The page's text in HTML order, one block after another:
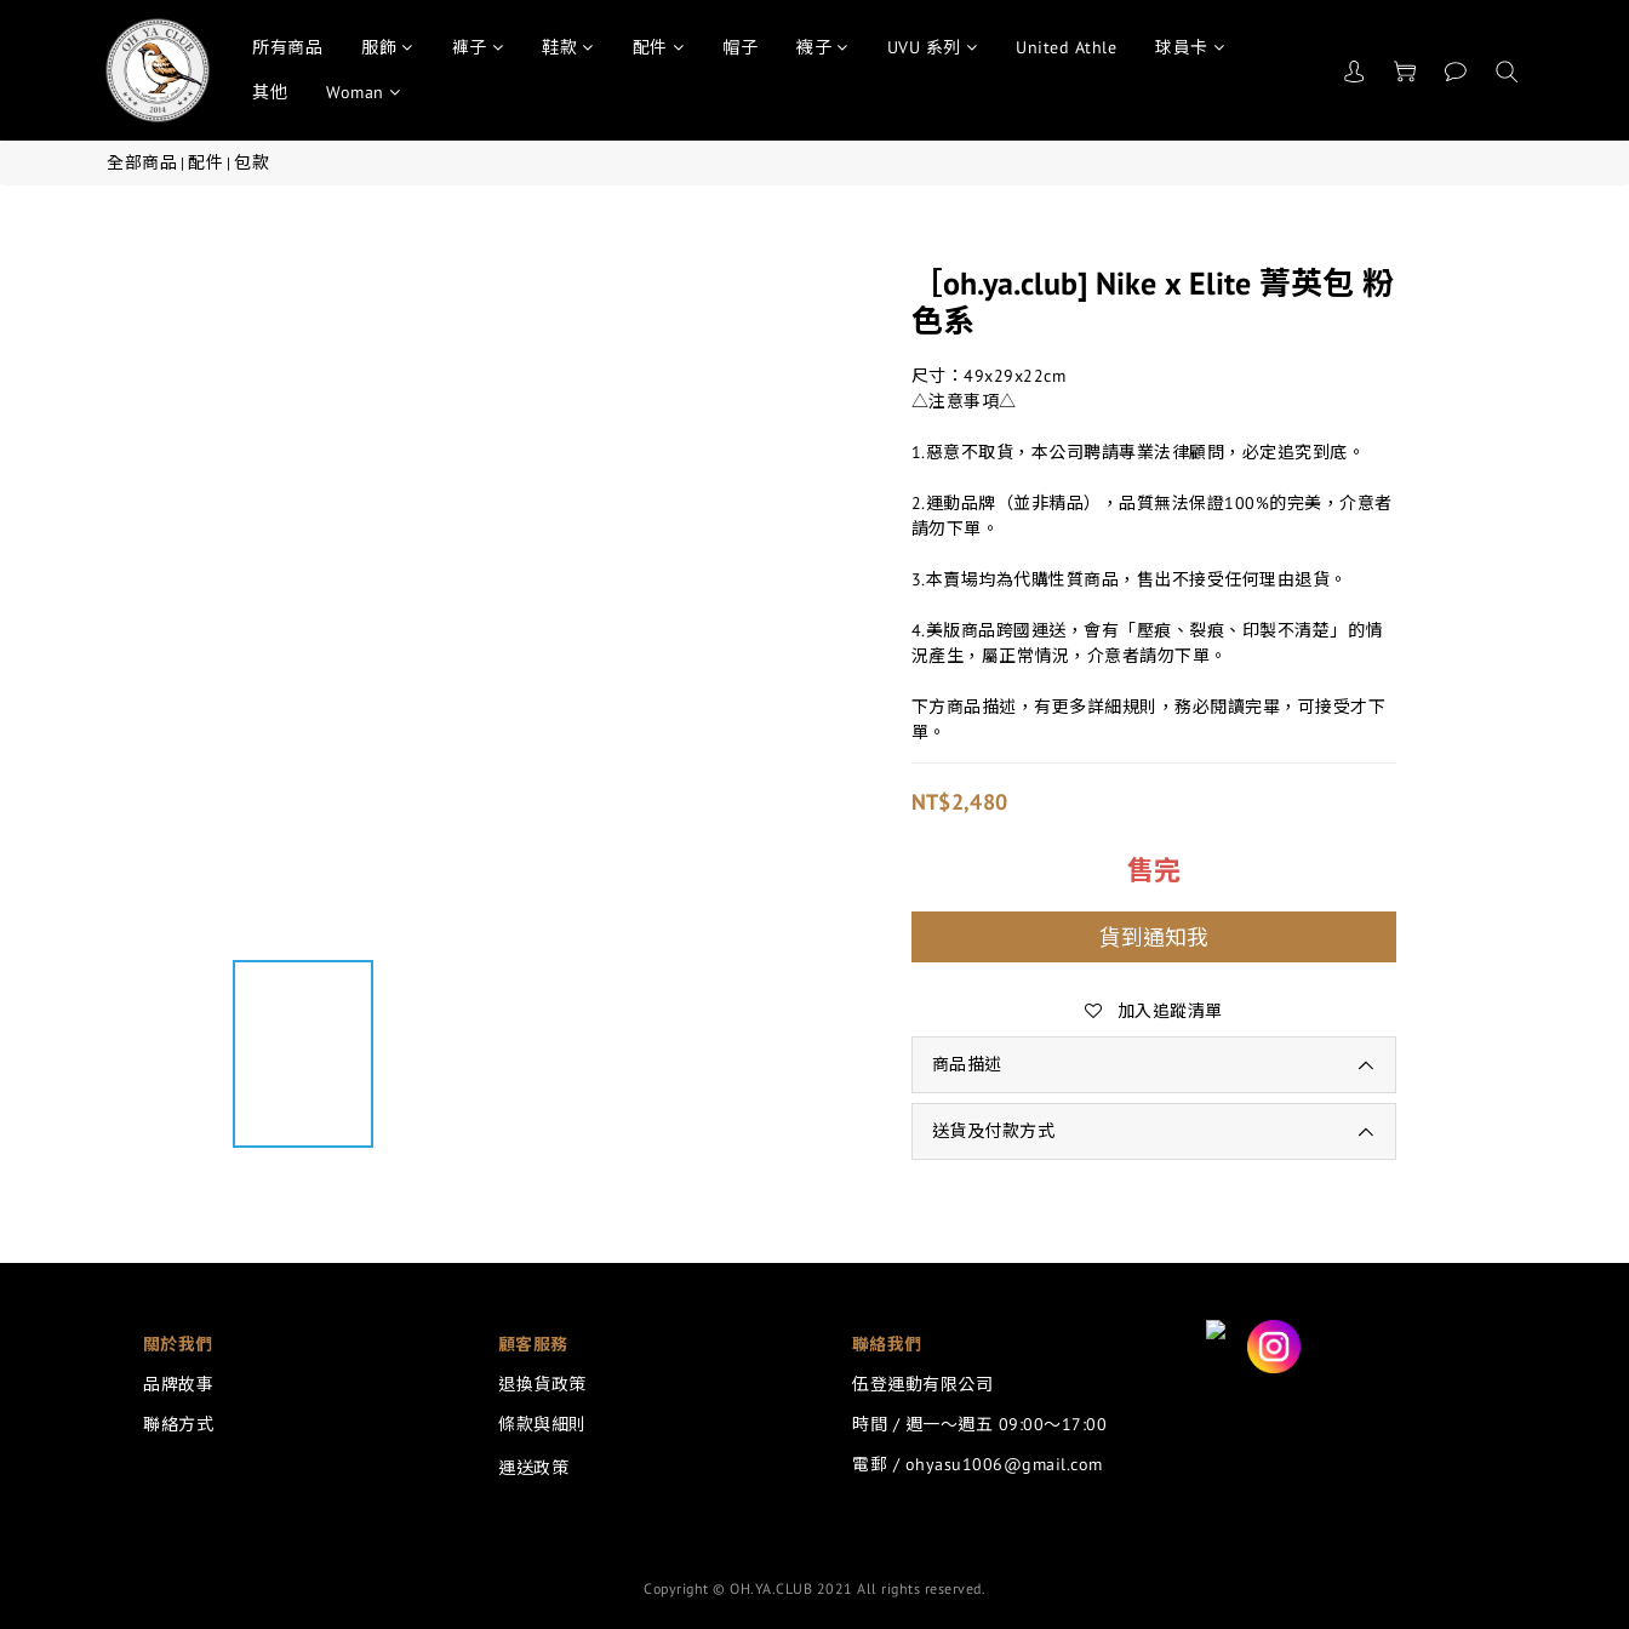
所有商品 服飾 褲子 鞋款 配件 帽子 襪子 UVU 系列 United Athle 球員卡
其他 Woman
全部商品 | 配件 | 包款
［oh.ya.club] Nike x Elite 菁英包 粉
色系
尺寸：49x29x22cm
△注意事項△
1.惡意不取貨，本公司聘請專業法律顧問，必定追究到底。
2.運動品牌（並非精品），品質無法保證100%的完美，介意者
請勿下單。
3.本賣場均為代購性質商品，售出不接受任何理由退貨。
4.美版商品跨國運送，會有「壓痕、裂痕、印製不清楚」的情
況產生，屬正常情況，介意者請勿下單。
下方商品描述，有更多詳細規則，務必閱讀完畢，可接受才下
單。
NT$2,480
售完
貨到通知我
加入追蹤清單
商品描述
送貨及付款方式
關於我們
品牌故事
聯絡方式
顧客服務
退換貨政策
條款與細則
運送政策
聯絡我們
伍登運動有限公司
時間 / 週一～週五 09:00～17:00
電郵 / ohyasu1006@gmail.com
Copyright © OH.YA.CLUB 2021 All rights reserved.